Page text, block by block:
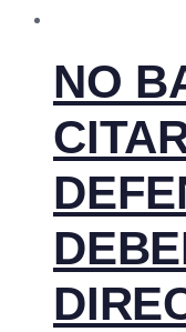
NO